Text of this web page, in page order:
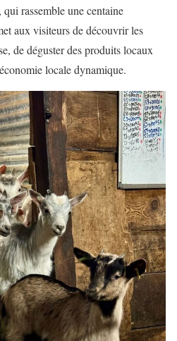
qui rassemble une centaine
aux visiteurs de découvrir les
de déguster des produits locaux
locale dynamique.